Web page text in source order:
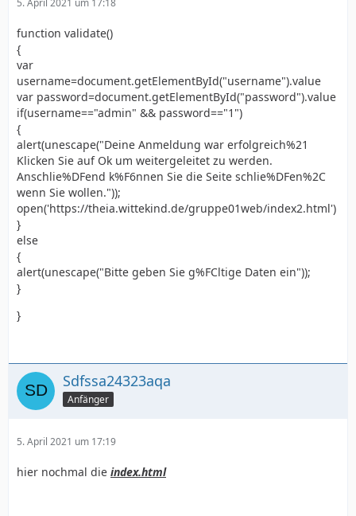
5. April 2021 um 17:18
function validate()
{
var
username=document.getElementById("username").value
var password=document.getElementById("password").value
if(username=="admin" && password=="1")
{
alert(unescape("Deine Anmeldung war erfolgreich%21
Klicken Sie auf Ok um weitergeleitet zu werden.
Anschlie%DFend k%F6nnen Sie die Seite schlie%DFen%2C
wenn Sie wollen."));
open('https://theia.wittekind.de/gruppe01web/index2.html')
}
else
{
alert(unescape("Bitte geben Sie g%FCltige Daten ein"));
}
}
Sdfssa24323aqa
Anfänger
5. April 2021 um 17:19
hier nochmal die index.html